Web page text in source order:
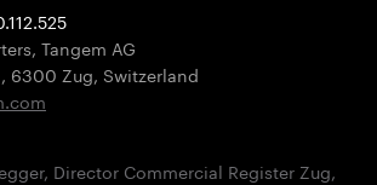
Tangem AG
, 6300 Zug, Switzerland
Director Commercial Register Zug,